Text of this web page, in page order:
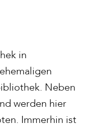
in
Neben
werden hier
Immerhin ist